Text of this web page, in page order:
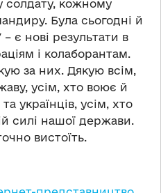
солдату, кожному
Була сьогодні й
є нові результати в
і колаборантам.
за них. Дякую всім,
усім, хто воює й
українців, усім, хто
силі нашої держави.
вистоїть.